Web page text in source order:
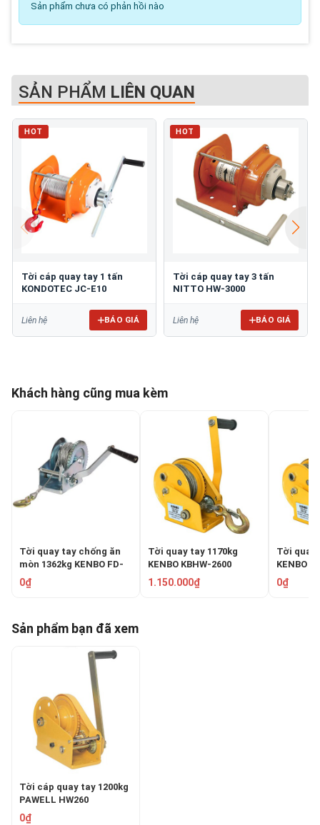
Sản phẩm chưa có phản hồi nào
SẢN PHẨM LIÊN QUAN
HOT
Tời cáp quay tay 1 tấn
KONDOTEC JC-E10
Liên hệ BÁO GIÁ
HOT
Tời cáp quay tay 3 tấn
NITTO HW-3000
Liên hệ BÁO GIÁ
Khách hàng cũng mua kèm
Tời quay tay chống ăn
mòn 1362kg KENBO FD-
C3000
0₫
Tời quay tay 1170kg
KENBO KBHW-2600
1.150.000₫
Tời quay
KENBO
0₫
Sản phẩm bạn đã xem
Tời cáp quay tay 1200kg
PAWELL HW260
0₫